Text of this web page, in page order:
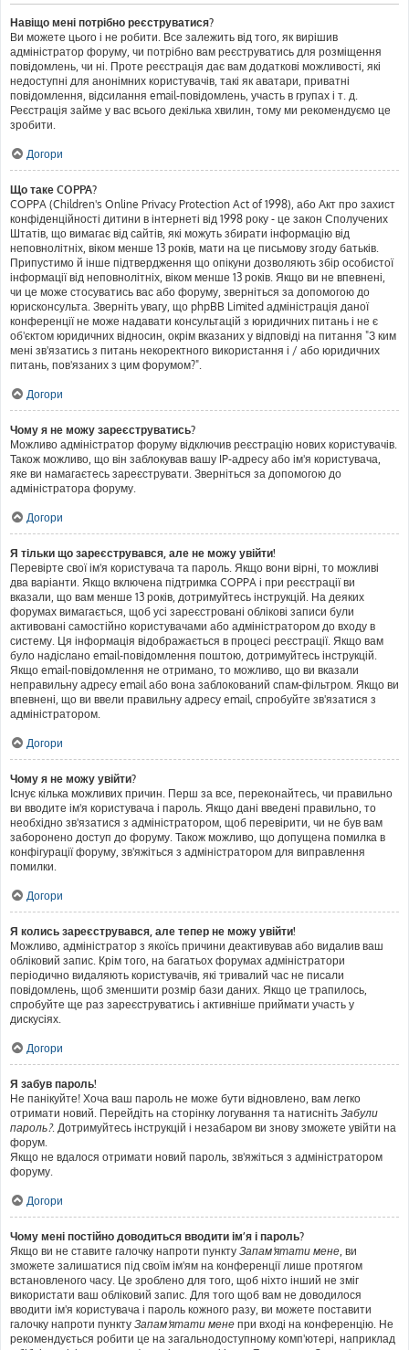
Навіщо мені потрібно реєструватися?
Ви можете цього і не робити. Все залежить від того, як вирішив
адміністратор форуму, чи потрібно вам реєструватись для розміщення
повідомлень, чи ні. Проте реєстрація дає вам додаткові можливості, які
недоступні для анонімних користувачів, такі як аватари, приватні
повідомлення, відсилання email-повідомлень, участь в групах і т. д.
Реєстрація займе у вас всього декілька хвилин, тому ми рекомендуємо це
зробити.
Догори
Що таке COPPA?
COPPA (Children's Online Privacy Protection Act of 1998), або Акт про захист
конфіденційності дитини в інтернеті від 1998 року - це закон Сполучених
Штатів, що вимагає від сайтів, які можуть збирати інформацію від
неповнолітніх, віком менше 13 років, мати на це письмову згоду батьків.
Припустимо й інше підтвердження що опікуни дозволяють збір особистої
інформації від неповнолітніх, віком менше 13 років. Якщо ви не впевнені,
чи це може стосуватись вас або форуму, зверніться за допомогою до
юрисконсульта. Зверніть увагу, що phpBB Limited адміністрація даної
конференції не може надавати консультацій з юридичних питань і не є
об'єктом юридичних відносин, окрім вказаних у відповіді на питання "З ким
мені зв'язатись з питань некоректного використання і / або юридичних
питань, пов'язаних з цим форумом?".
Догори
Чому я не можу зареєструватись?
Можливо адміністратор форуму відключив реєстрацію нових користувачів.
Також можливо, що він заблокував вашу IP-адресу або ім'я користувача,
яке ви намагаєтесь зареєструвати. Зверніться за допомогою до
адміністратора форуму.
Догори
Я тільки що зареєструвався, але не можу увійти!
Перевірте свої ім'я користувача та пароль. Якщо вони вірні, то можливі
два варіанти. Якщо включена підтримка COPPA і при реєстрації ви
вказали, що вам менше 13 років, дотримуйтесь інструкцій. На деяких
форумах вимагається, щоб усі зареєстровані облікові записи були
активовані самостійно користувачами або адміністратором до входу в
систему. Ця інформація відображається в процесі реєстрації. Якщо вам
було надіслано email-повідомлення поштою, дотримуйтесь інструкцій.
Якщо email-повідомлення не отримано, то можливо, що ви вказали
неправильну адресу email або вона заблокований спам-фільтром. Якщо ви
впевнені, що ви ввели правильну адресу email, спробуйте зв'язатися з
адміністратором.
Догори
Чому я не можу увійти?
Існує кілька можливих причин. Перш за все, переконайтесь, чи правильно
ви вводите ім'я користувача і пароль. Якщо дані введені правильно, то
необхідно зв'язатися з адміністратором, щоб перевірити, чи не був вам
заборонено доступ до форуму. Також можливо, що допущена помилка в
конфігурації форуму, зв'яжіться з адміністратором для виправлення
помилки.
Догори
Я колись зареєструвався, але тепер не можу увійти!
Можливо, адміністратор з якоїсь причини деактивував або видалив ваш
обліковий запис. Крім того, на багатьох форумах адміністратори
періодично видаляють користувачів, які тривалий час не писали
повідомлень, щоб зменшити розмір бази даних. Якщо це трапилось,
спробуйте ще раз зареєструватись і активніше приймати участь у
дискусіях.
Догори
Я забув пароль!
Не панікуйте! Хоча ваш пароль не може бути відновлено, вам легко
отримати новий. Перейдіть на сторінку логування та натисніть Забули
пароль?. Дотримуйтесь інструкцій і незабаром ви знову зможете увійти на
форум.
Якщо не вдалося отримати новий пароль, зв'яжіться з адміністратором
форуму.
Догори
Чому мені постійно доводиться вводити ім’я і пароль?
Якщо ви не ставите галочку напроти пункту Запам'ятати мене, ви
зможете залишатися під своїм ім'ям на конференції лише протягом
встановленого часу. Це зроблено для того, щоб ніхто інший не зміг
використати ваш обліковий запис. Для того щоб вам не доводилося
вводити ім'я користувача і пароль кожного разу, ви можете поставити
галочку напроти пункту Запам'ятати мене при вході на конференцію. Не
рекомендується робити це на загальнодоступному комп'ютері, наприклад